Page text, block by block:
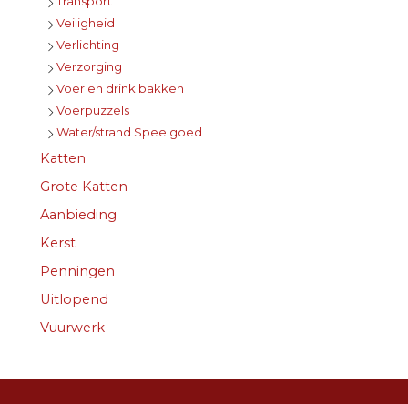
Veiligheid
Verlichting
Verzorging
Voer en drink bakken
Voerpuzzels
Water/strand Speelgoed
Katten
Grote Katten
Aanbieding
Kerst
Penningen
Uitlopend
Vuurwerk